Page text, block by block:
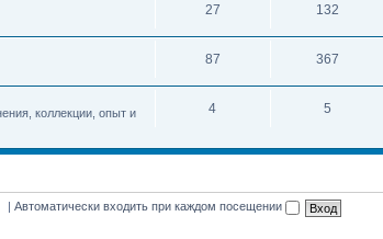
27 132
87 367
коллекции, опыт и
4 5
|Автоматически входить при каждом посещении